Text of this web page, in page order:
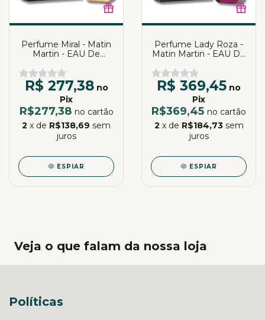
Perfume Miral - Matin
Martin - EAU De
Almeida
R$ 277,38no
Pix
R$277,38 no cartão
2 x de R$138,69 sem
juros
ESPIAR
Perfume Lady Roza -
Matin Martin - EAU De
Almeida
R$ 369,45 no
Pix
R$369,45 no cartão
2 x de R$184,73 sem
juros
ESPIAR
Veja o que falam da nossa loja
Políticas